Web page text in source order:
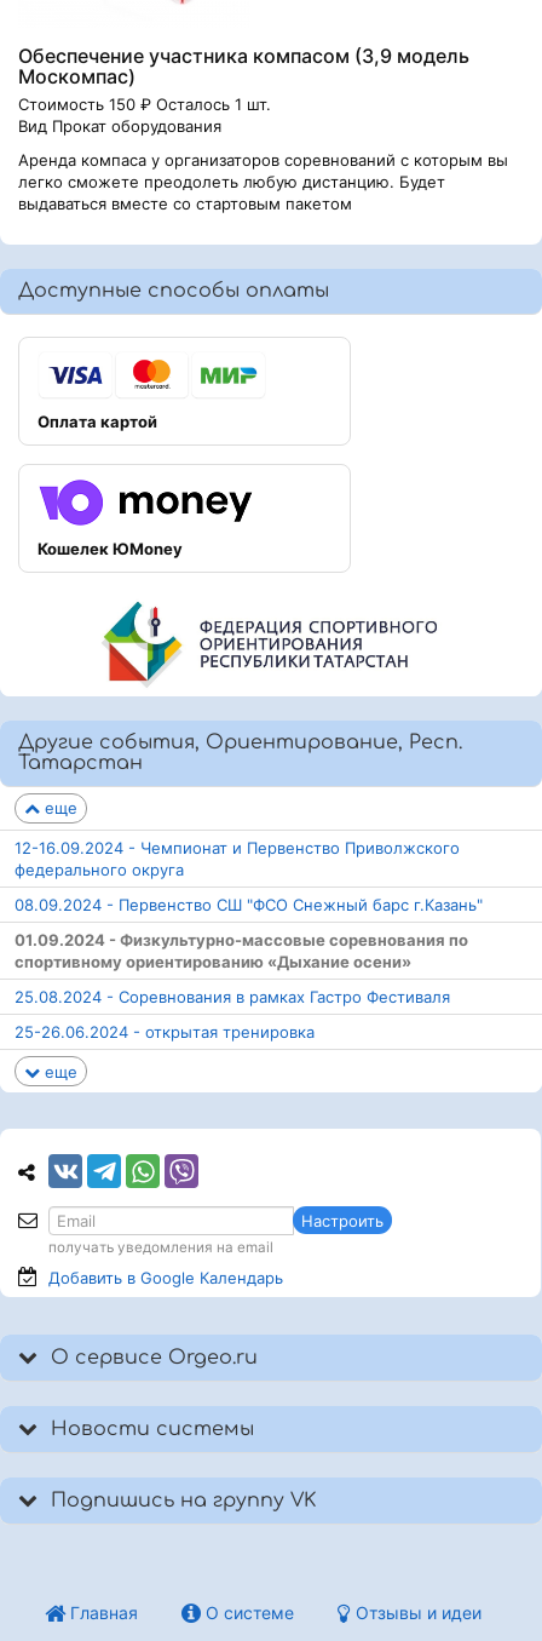
Обеспечение участника компасом (3,9 модель
Москомпас)
Стоимость 150 ₽ Осталось 1 шт.
Вид Прокат оборудования
Аренда компаса у организаторов соревнований с которым вы
легко сможете преодолеть любую дистанцию. Будет
выдаваться вместе со стартовым пакетом
Доступные способы оплаты
Оплата картой
Кошелек ЮMoney
Другие события, Ориентирование, Респ.
Татарстан
еще
12-16.09.2024 - Чемпионат и Первенство Приволжского
федерального округа
08.09.2024 - Первенство СШ "ФСО Снежный барс г.Казань"
01.09.2024 - Физкультурно-массовые соревнования по
спортивному ориентированию «Дыхание осени»
25.08.2024 - Соревнования в рамках Гастро Фестиваля
25-26.06.2024 - открытая тренировка
еще
Настроить
получать уведомления на email
Добавить в Google Календарь
О сервисе Orgeo.ru
Новости системы
Подпишись на группу VK
Главная О системе Отзывы и идеи